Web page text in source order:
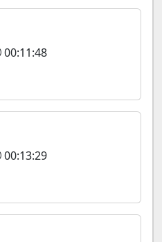
00:11:48
00:13:29